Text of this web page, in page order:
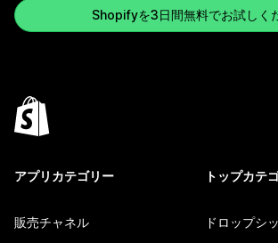
Shopifyを3日間無料でお試しく
アプリカテゴリー
販売チャネル
トップカテ
ドロップシ